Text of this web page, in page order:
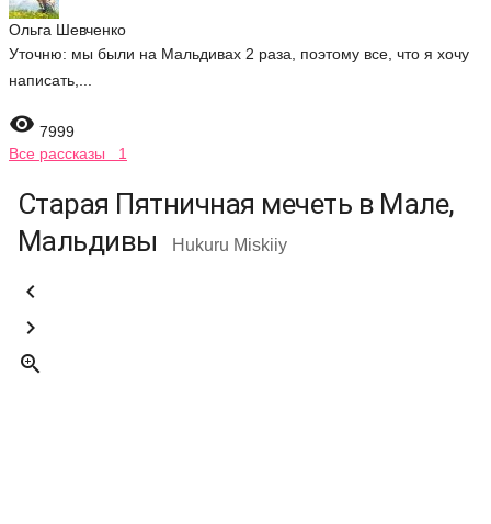
Ольга Шевченко
Уточню: мы были на Мальдивах 2 раза, поэтому все, что я хочу
написать,...
 7999
Все рассказы 1
Старая Пятничная мечеть в Мале,
Мальдивы
Hukuru Miskiiy


